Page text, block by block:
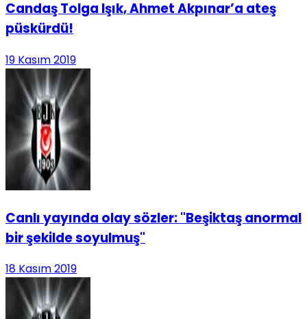
Candaş Tolga Işık, Ahmet Akpınar’a ateş
püskürdü!
19 Kasım 2019
Canlı yayında olay sözler: "Beşiktaş anormal
bir şekilde soyulmuş"
18 Kasım 2019